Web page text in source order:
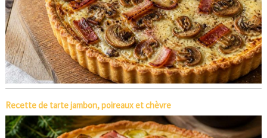
Recette de tarte jambon, poireaux et chèvre